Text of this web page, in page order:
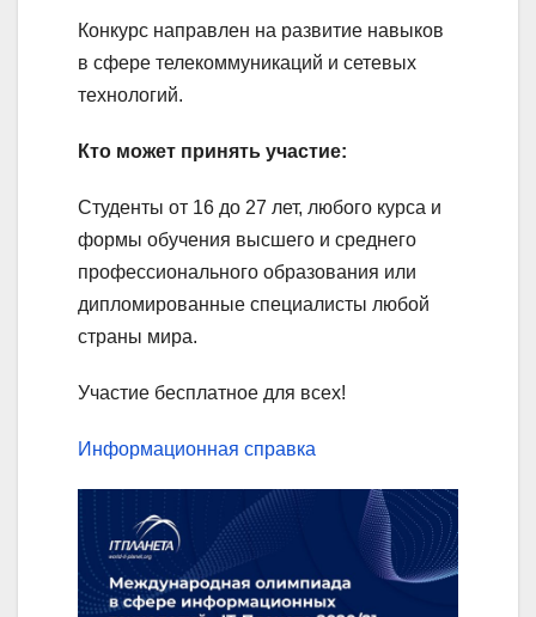
Конкурс направлен на развитие навыков
в сфере телекоммуникаций и сетевых
технологий.
Кто может принять участие:
Студенты от 16 до 27 лет, любого курса и
формы обучения высшего и среднего
профессионального образования или
дипломированные специалисты любой
страны мира.
Участие бесплатное для всех!
Информационная справка